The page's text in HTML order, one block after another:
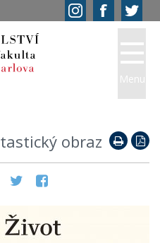
obraz
Menu